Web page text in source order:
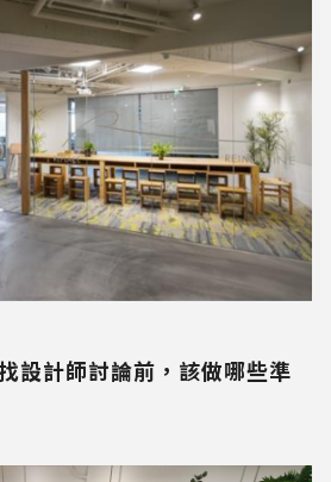
設計師討論前，該做哪些準